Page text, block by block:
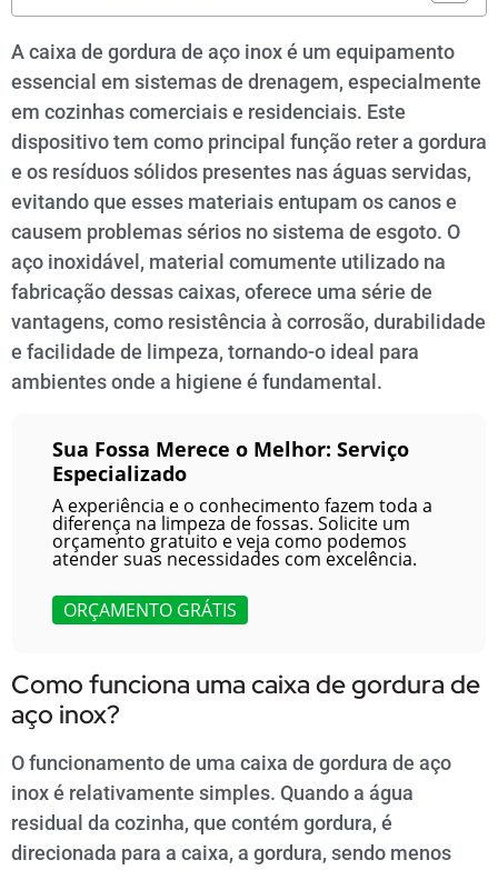
A caixa de gordura de aço inox é um equipamento
essencial em sistemas de drenagem, especialmente
em cozinhas comerciais e residenciais. Este
dispositivo tem como principal função reter a gordura
e os resíduos sólidos presentes nas águas servidas,
evitando que esses materiais entupam os canos e
causem problemas sérios no sistema de esgoto. O
aço inoxidável, material comumente utilizado na
fabricação dessas caixas, oferece uma série de
vantagens, como resistência à corrosão, durabilidade
e facilidade de limpeza, tornando-o ideal para
ambientes onde a higiene é fundamental.
Sua Fossa Merece o Melhor: Serviço
Especializado
A experiência e o conhecimento fazem toda a
diferença na limpeza de fossas. Solicite um
orçamento gratuito e veja como podemos
atender suas necessidades com excelência.
ORÇAMENTO GRÁTIS
Como funciona uma caixa de gordura de
aço inox?
O funcionamento de uma caixa de gordura de aço
inox é relativamente simples. Quando a água
residual da cozinha, que contém gordura, é
direcionada para a caixa, a gordura, sendo menos